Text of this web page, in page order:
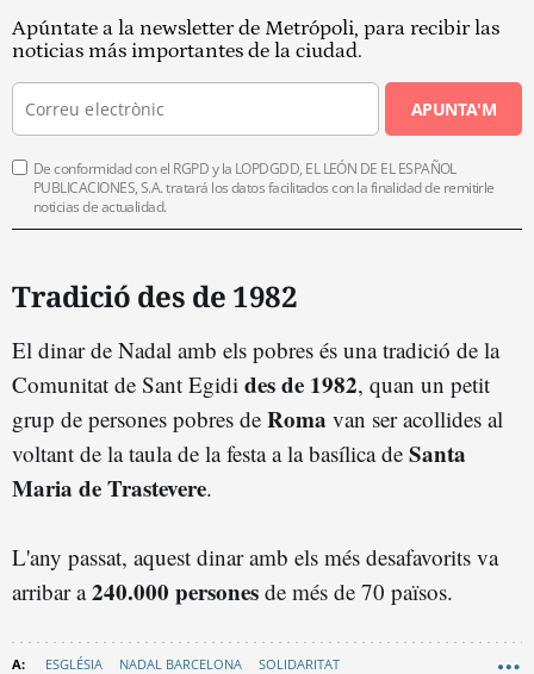
Apúntate a la newsletter de Metrópoli, para recibir las
noticias más importantes de la ciudad.
APUNTA'M
De conformidad con el RGPD y la LOPDGDD, EL LEÓN DE EL ESPAÑOL
PUBLICACIONES, S.A. tratará los datos facilitados con la finalidad de remitirle
noticias de actualidad.
Tradició des de 1982
El dinar de Nadal amb els pobres és una tradició de la
Comunitat de Sant Egidi des de 1982, quan un petit
grup de persones pobres de Roma van ser acollides al
voltant de la taula de la festa a la basílica de Santa
Maria de Trastevere.
L'any passat, aquest dinar amb els més desafavorits va
arribar a240.000 persones de més de 70 països.
ESGLÉSIA NADAL BARCELONA SOLIDARITAT